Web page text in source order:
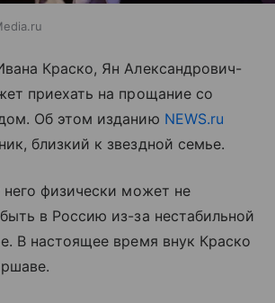
Краско, Ян Александрович-
приехать на прощание со
Об этом изданию NEWS.ru
близкий к звездной семье.
него физически может не
в Россию из-за нестабильной
В настоящее время внук Краско